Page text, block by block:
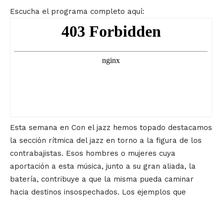
Escucha el programa completo aquí:
Esta semana en Con el jazz hemos topado destacamos
la sección rítmica del jazz en torno a la figura de los
contrabajistas. Esos hombres o mujeres cuya
aportación a esta música, junto a su gran aliada, la
batería, contribuye a que la misma pueda caminar
hacia destinos insospechados. Los ejemplos que